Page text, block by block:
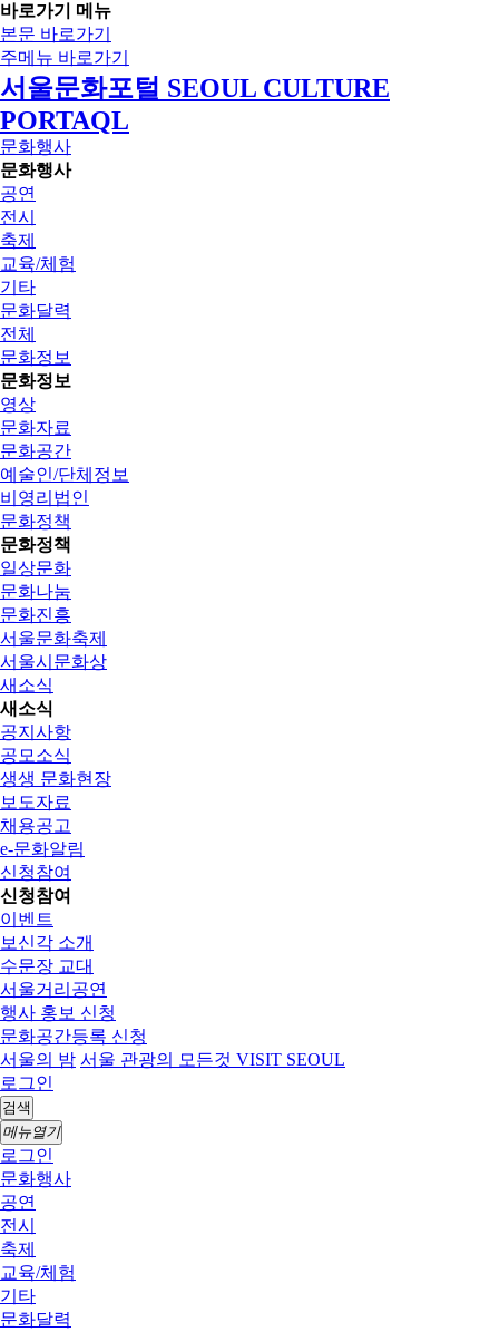
바로가기 메뉴
본문 바로가기
주메뉴 바로가기
서울문화포털 SEOUL CULTURE
PORTAQL
문화행사
문화행사
공연
전시
축제
교육/체험
기타
문화달력
전체
문화정보
문화정보
영상
문화자료
문화공간
예술인/단체정보
비영리법인
문화정책
문화정책
일상문화
문화나눔
문화진흥
서울문화축제
서울시문화상
새소식
새소식
공지사항
공모소식
생생 문화현장
보도자료
채용공고
e-문화알림
신청참여
신청참여
이벤트
보신각 소개
수문장 교대
서울거리공연
행사 홍보 신청
문화공간등록 신청
서울의 밤 서울 관광의 모든것 VISIT SEOUL
로그인
검색
메뉴열기
로그인
문화행사
공연
전시
축제
교육/체험
기타
문화달력